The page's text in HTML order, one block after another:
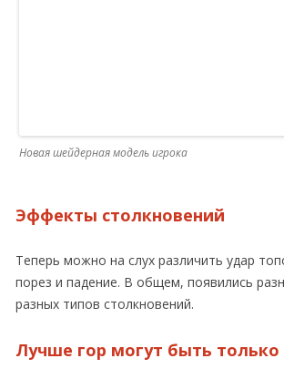
Новая шейдерная модель игрока
Эффекты столкновений
Теперь можно на слух различить удар
порез и падение. В общем, появились
разных типов столкновений.
Лучше гор могут быть только